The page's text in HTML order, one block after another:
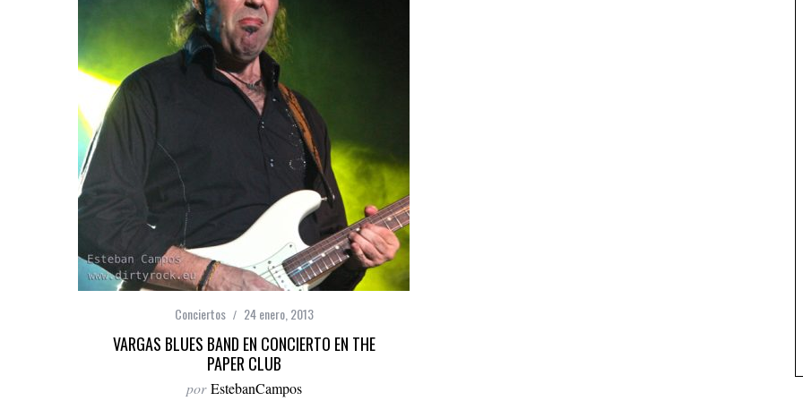
Conciertos 24 enero, 2013
VARGAS BLUES BAND EN CONCIERTO EN THE
PAPER CLUB
por EstebanCampos